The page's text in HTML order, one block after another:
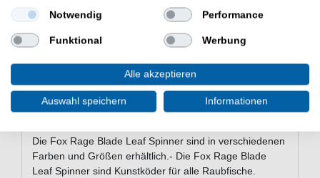
ausgestattet mit VMC Drillingen
verschiedene Größen zur Auswahl: Size 1 / 5,1g,
Size 3 / 11,7g, Size 5 / 17,6g
verschiedene Farben zur Auswahl: Gold, Silver,
Copper, Firetiger, Silver Red Dots
Lieferumfang: 1 Spinner
Die Fox Rage Blade Leaf Spinner sind in verschiedenen
Farben und Größen erhältlich.- Die Fox Rage Blade
Leaf Spinner sind Kunstköder für alle Raubfische.
Notwendig Performance
Funktional Werbung
Alle akzeptieren
Auswahl speichern Informationen